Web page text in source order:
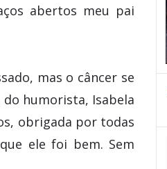
abertos meu pai
mas o câncer se
humorista, Isabela
obrigada por todas
ele foi bem. Sem